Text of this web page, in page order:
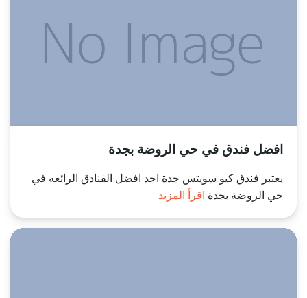
افضل فندق في حي الروضة بجدة
يعتبر فندق كيو سويتس جدة احد افضل الفنادق الرائعه في
حي الروضة بجدة اقرأ المزيد